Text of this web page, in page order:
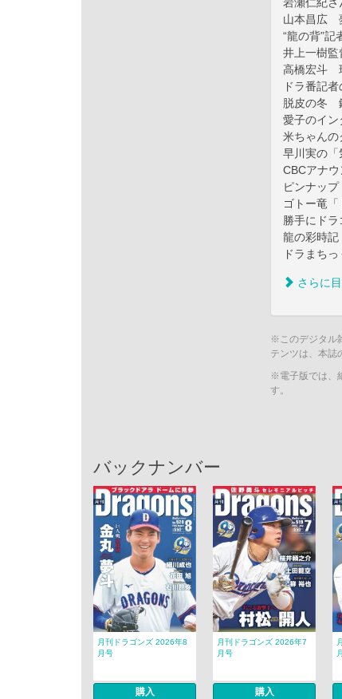
山本昌広
“龍の背”記
井上一樹監
高橋宏斗
ドラ番記
脱皮の冬
愛子のイ
米ちゃん
早川実の「
CBCアナ
ピンナップ
ゴトー竜「
勝手にド
龍の彩時記
ドラまち
さらに
※このデジタル
テンツは、本誌
※電子版では、
す。
バックナンバー
月刊ドラゴンズ 2026年8
月号
購入
月刊ドラゴンズ 2026年7
月号
購入